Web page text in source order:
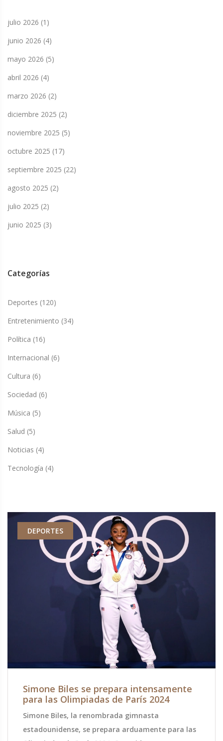
julio 2026 (1)
junio 2026 (4)
mayo 2026 (5)
abril 2026 (4)
marzo 2026 (2)
diciembre 2025 (2)
noviembre 2025 (5)
octubre 2025 (17)
septiembre 2025 (22)
agosto 2025 (2)
julio 2025 (2)
junio 2025 (3)
Categorías
Deportes (120)
Entretenimiento (34)
Política (16)
Internacional (6)
Cultura (6)
Sociedad (6)
Música (5)
Salud (5)
Noticias (4)
Tecnología (4)
DEPORTES
Simone Biles se prepara intensamente
para las Olimpiadas de París 2024
Simone Biles, la renombrada gimnasta
estadounidense, se prepara arduamente para las